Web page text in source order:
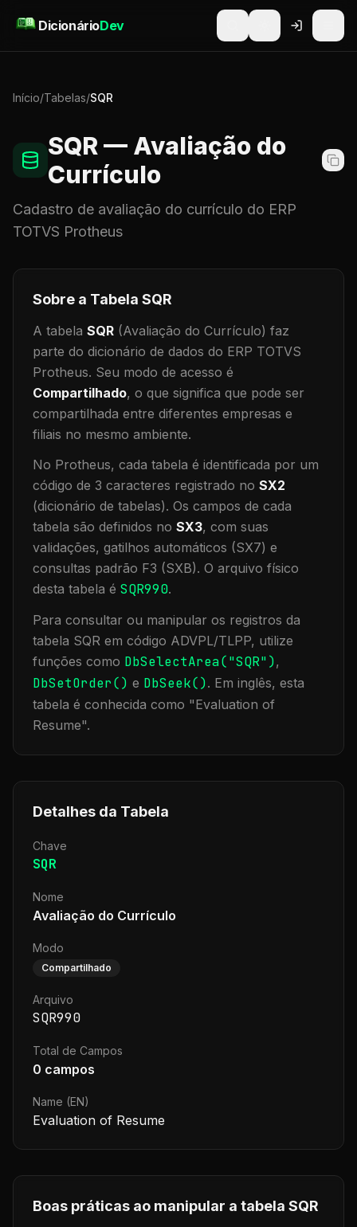
DicionárioDev
Início/Tabelas/SQR
SQR — Avaliação do
Currículo
Cadastro de avaliação do currículo do ERP
TOTVS Protheus
Sobre a Tabela SQR
A tabela SQR (Avaliação do Currículo) faz
parte do dicionário de dados do ERP TOTVS
Protheus. Seu modo de acesso é
Compartilhado, o que significa que pode ser
compartilhada entre diferentes empresas e
filiais no mesmo ambiente.
No Protheus, cada tabela é identificada por um
código de 3 caracteres registrado no SX2
(dicionário de tabelas). Os campos de cada
tabela são definidos no SX3, com suas
validações, gatilhos automáticos (SX7) e
consultas padrão F3 (SXB). O arquivo físico
desta tabela é SQR990.
Para consultar ou manipular os registros da
tabela SQR em código ADVPL/TLPP, utilize
funções como DbSelectArea("SQR"),
DbSetOrder() e DbSeek(). Em inglês, esta
tabela é conhecida como "Evaluation of
Resume".
Detalhes da Tabela
Chave
SQR
Nome
Avaliação do Currículo
Modo
Compartilhado
Arquivo
SQR990
Total de Campos
0 campos
Name (EN)
Evaluation of Resume
Boas práticas ao manipular a tabela SQR